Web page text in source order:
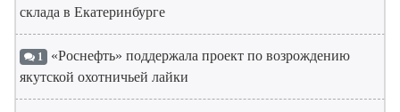
склада в Екатеринбурге
1 «Роснефть» поддержала проект по возрождению
якутской охотничьей лайки